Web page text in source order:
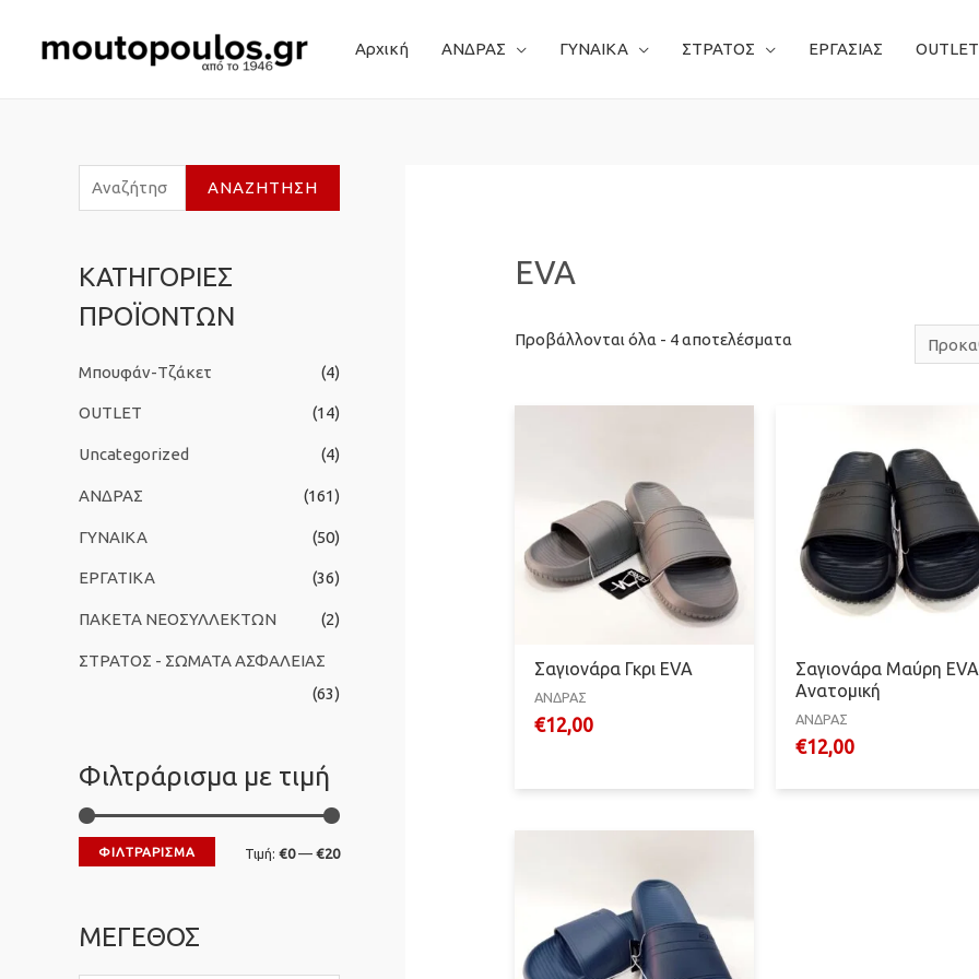
Αρχική ΑΝΔΡΑΣ ΓΥΝΑΙΚΑ ΣΤΡΑΤΟΣ ΕΡΓΑΣΙΑΣ OUTLET
ν
ζ
ή
η
σ
ι
α
:
ΑΝΑΖΉΤΗΣΗ
ΚΑΤΗΓΟΡΙΕΣ
ΠΡΟΪΟΝΤΩΝ
Μπουφάν-Τζάκετ (4)
OUTLET (14)
Uncategorized (4)
ΑΝΔΡΑΣ (161)
ΓΥΝΑΙΚΑ (50)
ΕΡΓΑΤΙΚΑ (36)
ΠΑΚΕΤΑ ΝΕΟΣΥΛΛΕΚΤΩΝ (2)
ΣΤΡΑΤΟΣ - ΣΩΜΑΤΑ ΑΣΦΑΛΕΙΑΣ
(63)
Φιλτράρισμα με τιμή
ΕΜ
ΦΙΛΤΡΆΡΙΣΜΑ Τιμή: €0— €20
ΜΕΓΕΘΟΣ
EVA
Προβάλλονται όλα - 4 αποτελέσματα
Σαγιονάρα Γκρι EVA
ΑΝΔΡΑΣ
€12,00
Σαγιονάρα Μαύρη EVA
Ανατομική
ΑΝΔΡΑΣ
€12,00